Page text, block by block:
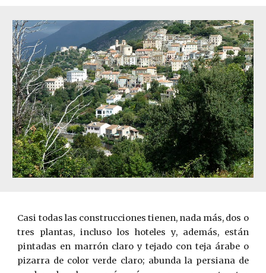
Casi todas las construcciones tienen, nada más, dos o
tres plantas, incluso los hoteles y, además, están
pintadas en marrón claro y tejado con teja árabe o
pizarra de color verde claro; abunda la persiana de